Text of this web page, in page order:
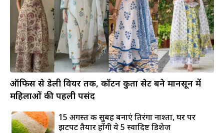
ऑफिस से डेली वियर तक, कॉटन कुर्ता सेट बने मानसून में
महिलाओं की पहली पसंद
15 अगस्त की सुबह बनाएं तिरंगा नाश्ता, घर पर
झटपट तैयार होंगी ये 5 स्वादिष्ट डिशेज